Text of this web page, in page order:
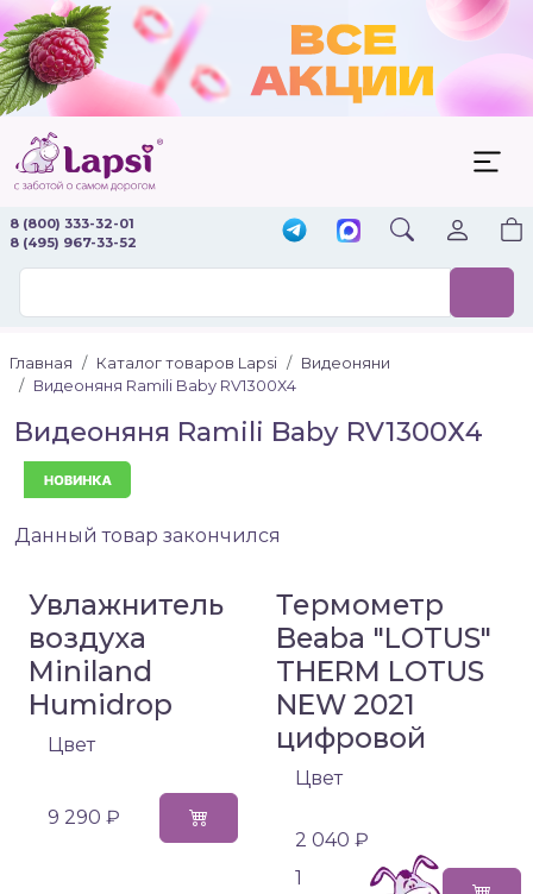
8 (800) 333-32-01
8 (495) 967-33-52
Главная Каталог товаров Lapsi
Видеоняни
Видеоняня Ramili Baby RV1300Х4
Видеоняня Ramili Baby RV1300Х4
Данный товар закончился
Увлажнитель
воздуха
Miniland
Humidrop
Цвет
9 290 ₽
Термометр
Beaba "LOTUS"
THERM LOTUS
NEW 2021
цифровой
Цвет
2 040 ₽
1